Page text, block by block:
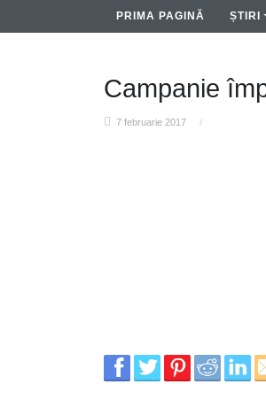
PRIMA PAGINĂ ȘTIRI
Campanie
7 februarie 2017 /